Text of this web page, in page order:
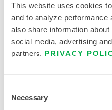
This website uses cookies
and to analyze performance
also share information
social media, advertising
partners. PRIVACY
Selection
Necessary
获取更多